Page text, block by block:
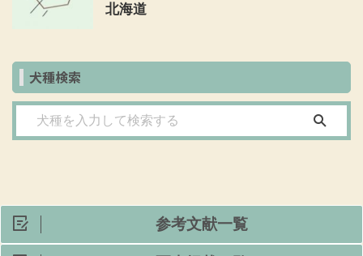
北海道
犬種検索
参考文献一覧